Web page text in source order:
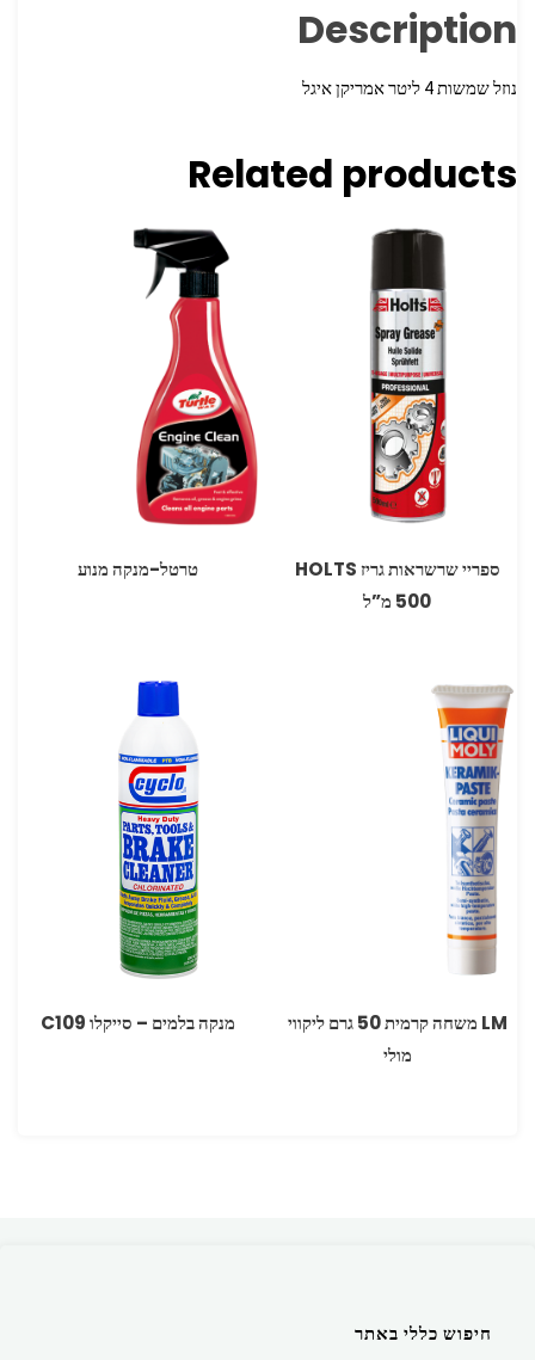
Description
נוזל שמשות 4 ליטר אמריקן איגל
Related products
ספריי שרשראות גריז HOLTS
טרטל-מנקה מנוע
LM משחה קרמית 50 גרם ליקווי
מולי
מנקה בלמים – סייקלו C109
חיפוש כללי באתר